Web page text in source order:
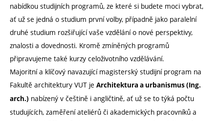
nabídkou studijních programů, ze které si budete moci vybrat,
ať už se jedná o studium první volby, případně jako paralelní
druhé studium rozšiřující vaše vzdělání o nové perspektivy,
znalosti a dovednosti. Kromě zmíněných programů
připravujeme také kurzy celoživotního vzdělávání.
Majoritní a klíčový navazující magisterský studijní program na
Fakultě architektury VUT je Architektura a urbanismus (Ing.
arch.) nabízený v češtině i angličtině, ať už se to týká počtu
studujících, zaměření ateliérů či akademických pracovníků a